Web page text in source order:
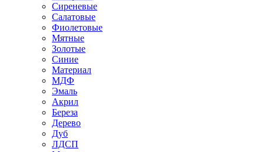
Сиреневые
Салатовые
Фиолетовые
Мятные
Золотые
Синие
Материал
МДФ
Эмаль
Акрил
Береза
Дерево
Дуб
ЛДСП